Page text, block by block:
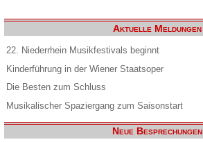
Aktuelle Meldungen
22. Niederrhein Musikfestivals beginnt
Kinderführung in der Wiener Staatsoper
Die Besten zum Schluss
Musikalischer Spaziergang zum Saisonstart
Neue Besprechungen